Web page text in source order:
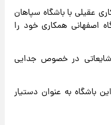
عقیلی با باشگاه سپاهان
اصفهانی همکاری خود را
شایعاتی در خصوص جدایی
باشگاه به عنوان دستیار